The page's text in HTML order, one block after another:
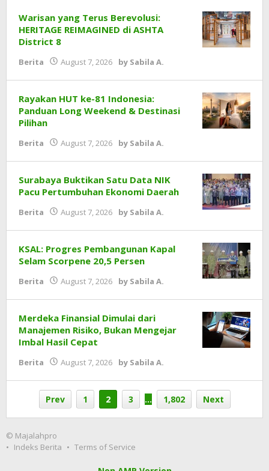
Warisan yang Terus Berevolusi:
HERITAGE REIMAGINED di ASHTA
District 8
Berita August 7, 2026 by Sabila A.
Rayakan HUT ke-81 Indonesia:
Panduan Long Weekend & Destinasi
Pilihan
Berita August 7, 2026 by Sabila A.
Surabaya Buktikan Satu Data NIK
Pacu Pertumbuhan Ekonomi Daerah
Berita August 7, 2026 by Sabila A.
KSAL: Progres Pembangunan Kapal
Selam Scorpene 20,5 Persen
Berita August 7, 2026 by Sabila A.
Merdeka Finansial Dimulai dari
Manajemen Risiko, Bukan Mengejar
Imbal Hasil Cepat
Berita August 7, 2026 by Sabila A.
Prev 1 2 3 … 1,802 Next
© Majalahpro
Indeks Berita
Terms of Service